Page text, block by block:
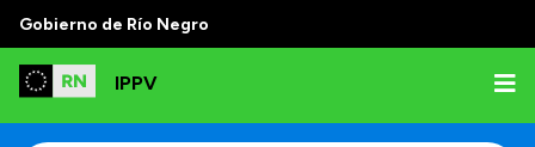
Gobierno de Río Negro
IPPV